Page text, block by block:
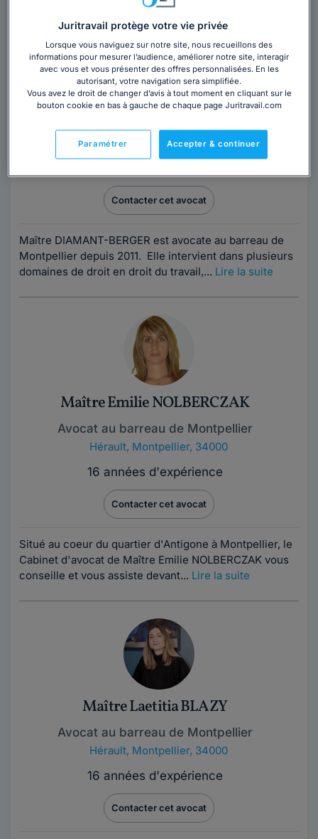
Maître Sarah DIAMANT-BERGER
Hérault, Montpellier, 34000
Contacter cet avocat
Maître DIAMANT-BERGER est avocate au barreau de
Montpellier depuis 2011. Elle intervient dans plusieurs
domaines de droit en droit du travail,... Lire la suite
Maître Emilie NOLBERCZAK
Avocat au barreau de Montpellier
Hérault, Montpellier, 34000
16 années d'expérience
Contacter cet avocat
Situé au coeur du quartier d'Antigone à Montpellier, le
Cabinet d'avocat de Maître Emilie NOLBERCZAK vous
conseille et vous assiste devant... Lire la suite
Maître Laetitia BLAZY
Avocat au barreau de Montpellier
Hérault, Montpellier, 34000
16 années d'expérience
Contacter cet avocat
Juritravail protège votre vie privée
Lorsque vous naviguez sur notre site, nous recueillons des
informations pour mesurer l’audience, améliorer notre site, interagir
avec vous et vous présenter des offres personnalisées. En les
autorisant, votre navigation sera simplifiée.
Vous avez le droit de changer d’avis à tout moment en cliquant sur le
bouton cookie en bas à gauche de chaque page Juritravail.com
Accepter & continuer
Paramétrer